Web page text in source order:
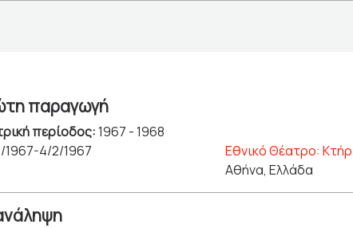
παραγωγή
περίοδος:1967 - 1968
1967-4/2/1967
Εθνικό Θέατρο:
Αθήνα, Ελλάδα